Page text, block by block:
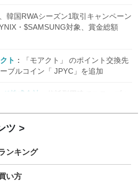
韓国RWAシーズン1取引キャンペーン
・$SAMSUNG対象、賞金総額
ト
「モアクト」 のポイント交換先
ブルコイン「 JPYC」を追加
ド株式会社
信託型円建てステーブル
ツ
ンキング
い方